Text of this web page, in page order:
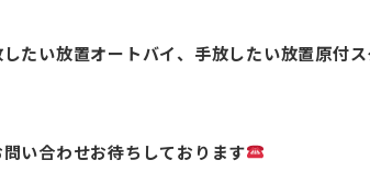
たい放置オートバイ、手放したい放置原付
い合わせお待ちしております